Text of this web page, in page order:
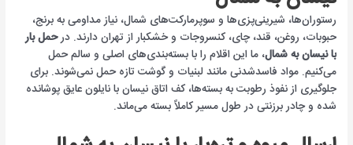
رستوران‌ها، شیرینی‌پزی‌ها و سوپرمارکت‌های شمال، نیاز مداومی به برنج،
حبوبات، روغن، قند، چای، کنسروجات و خشکبار از تهران دارند. درحمل بار
با نیسان به شمال، ما این اقلام را با بسته‌بندی‌های اصلی و سالم حمل
می‌کنیم. مواد فاسدشدنی مانند لبنیات و گوشت تازه حمل نمی‌شوند. برای
جلوگیری از نفوذ رطوبت به بسته‌ها، کف اتاق نیسان با نایلون عایق پوشانده
شده و چادر برزنتی در طول مسیر کاملاً بسته می‌ماند.